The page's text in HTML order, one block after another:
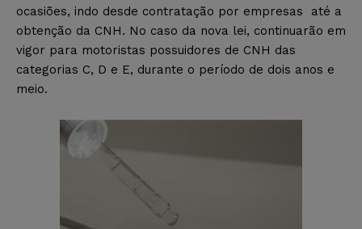
ocasiões, indo desde contratação por empresas até a
obtenção da CNH. No caso da nova lei, continuarão em
vigor para motoristas possuidores de CNH das
categorias C, D e E, durante o período de dois anos e
meio.